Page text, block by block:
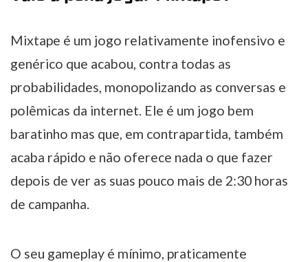
Mixtape é um jogo relativamente inofensivo e
genérico que acabou, contra todas as
probabilidades, monopolizando as conversas e
polêmicas da internet. Ele é um jogo bem
baratinho mas que, em contrapartida, também
acaba rápido e não oferece nada o que fazer
depois de ver as suas pouco mais de 2:30 horas
de campanha.
O seu gameplay é mínimo, praticamente